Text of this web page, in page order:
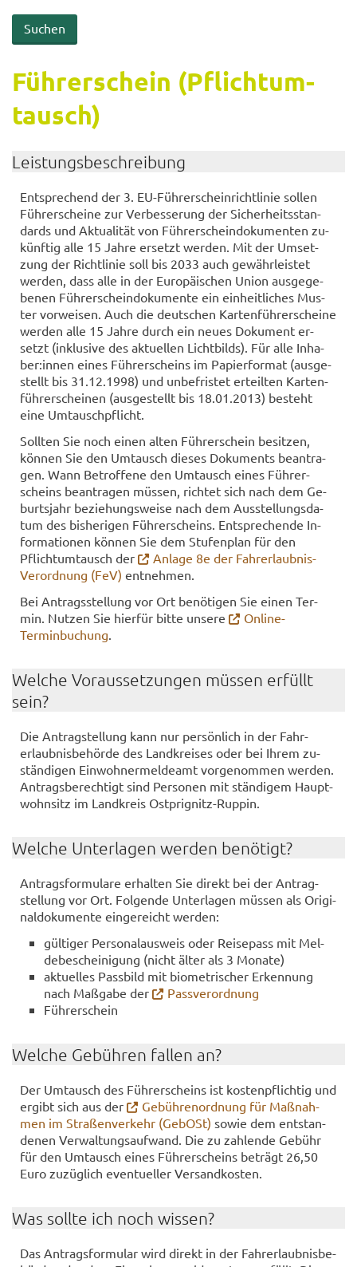
Füh­rer­schein (Pflicht­um­
tausch)
Leis­tungs­be­schrei­bung
Ent­spre­chend der 3. EU-​Führerscheinrichtlinie sol­len
Füh­rer­schei­ne zur Ver­bes­se­rung der Si­cher­heits­stan­
dards und Ak­tua­li­tät von Füh­rer­schein­do­ku­men­ten zu­
künf­tig alle 15 Jahre er­setzt wer­den. Mit der Um­set­
zung der Richt­li­nie soll bis 2033 auch ge­währ­leis­tet
wer­den, dass alle in der Eu­ro­päi­schen Union aus­ge­ge­
be­nen Füh­rer­schein­do­ku­men­te ein ein­heit­li­ches Mus­
ter vor­wei­sen. Auch die deut­schen Kar­ten­füh­rer­schei­ne
wer­den alle 15 Jahre durch ein neues Do­ku­ment er­
setzt (in­klu­si­ve des ak­tu­el­len Licht­bilds). Für alle In­ha­
ber:innen eines Füh­rer­scheins im Pa­pier­for­mat (aus­ge­
stellt bis 31.12.1998) und un­be­fris­tet er­teil­ten Kar­ten­
füh­rer­schei­nen (aus­ge­stellt bis 18.01.2013) be­steht
eine Um­tausch­pflicht.
Soll­ten Sie noch einen alten Füh­rer­schein be­sit­zen,
kön­nen Sie den Um­tausch die­ses Do­ku­ments be­an­tra­
gen. Wann Be­trof­fe­ne den Um­tausch eines Füh­rer­
scheins be­an­tra­gen müs­sen, rich­tet sich nach dem Ge­
burts­jahr be­zie­hungs­wei­se nach dem Aus­stel­lungs­da­
tum des bis­he­ri­gen Füh­rer­scheins. Ent­spre­chen­de In­
for­ma­tio­nen kön­nen Sie dem Stu­fen­plan für den
Pflicht­um­tausch der
An­la­ge 8e der Fahrerlaubnis-​
Verordnung (FeV) ent­neh­men.
Bei An­trags­stel­lung vor Ort be­nö­ti­gen Sie einen Ter­
min. Nut­zen Sie hier­für bitte un­se­re
Online-​
Terminbuchung.
Wel­che Vor­aus­set­zun­gen müs­sen er­füllt
sein?
Die An­trag­stel­lung kann nur per­sön­lich in der Fahr­
erlaub­nis­be­hör­de des Land­krei­ses oder bei Ihrem zu­
stän­di­gen Ein­woh­ner­mel­de­amt vor­ge­nom­men wer­den.
An­trags­be­rech­tigt sind Per­so­nen mit stän­di­gem Haupt­
wohn­sitz im Land­kreis Ostprignitz-​​​Rup­pin.
Wel­che Un­ter­la­gen wer­den be­nö­tigt?
An­trags­for­mu­la­re er­hal­ten Sie di­rekt bei der An­trag­
stel­lung vor Ort. Fol­gen­de Un­ter­la­gen müs­sen als Ori­gi­
nal­do­ku­men­te ein­ge­reicht wer­den:
gül­ti­ger Per­so­nal­aus­weis oder Rei­se­pass mit Mel­
de­be­schei­ni­gung (nicht älter als 3 Mo­na­te)
ak­tu­el­les Pass­bild mit bio­me­tri­scher Er­ken­nung
nach Maß­ga­be der
Pass­ver­ord­nung
Füh­rer­schein
Wel­che Ge­büh­ren fal­len an?
Der Um­tausch des Füh­rer­scheins ist kos­ten­pflich­tig und
er­gibt sich aus der
Ge­büh­ren­ord­nung für Maß­nah­
men im Stra­ßen­ver­kehr (Ge­bOSt) sowie dem ent­stan­
de­nen Ver­wal­tungs­auf­wand. Die zu zah­len­de Ge­bühr
für den Um­tausch eines Füh­rer­scheins be­trägt 26,50
Euro zu­züg­lich even­tu­el­ler Ver­sand­kos­ten.
Was soll­te ich noch wis­sen?
Das An­trags­for­mu­lar wird di­rekt in der Fahr­erlaub­nis­be­